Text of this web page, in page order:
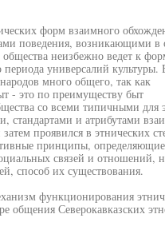
форм взаимного
поведения, возникающими в
общества неизбежно ведет к
периода универсалий культуры.
много общего, так как
- это по преимуществу быт
со всеми типичными для
стандартами и атрибутами
проявился в этнических
принципы, определяющие
связей и отношений,
способ их существования.
функционирования
общения Северокавказских